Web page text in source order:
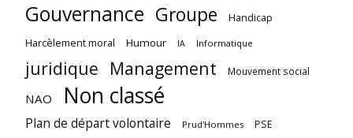
Gouvernance Groupe Handicap
Harcèlement moral Humour IA Informatique
juridique Management Mouvement social
NAO Non classé
Plan de départ volontaire Prud'Hommes PSE